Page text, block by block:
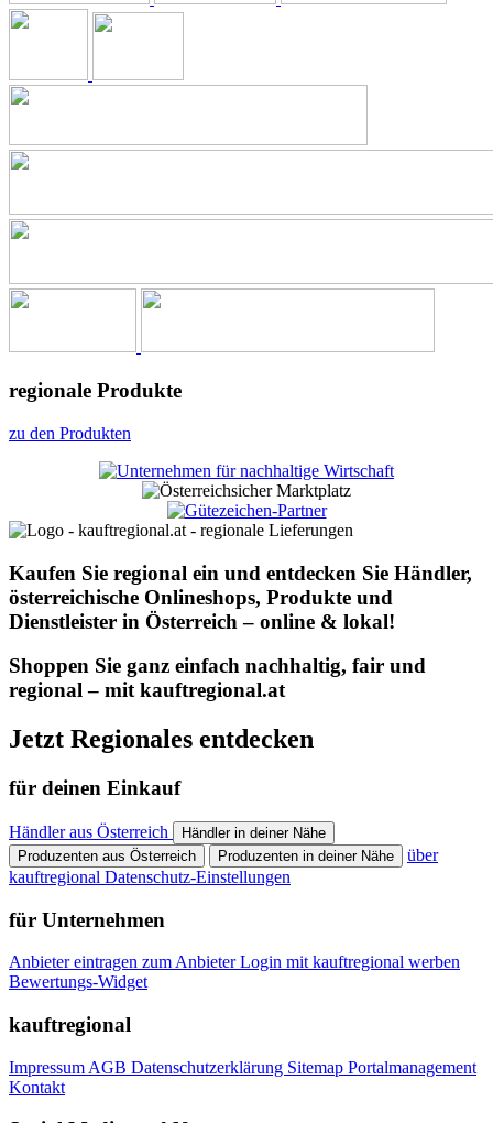
regionale Produkte
zu den Produkten
Kaufen Sie regional ein und entdecken Sie Händler,
österreichische Onlineshops, Produkte und
Dienstleister in Österreich – online & lokal!
Shoppen Sie ganz einfach nachhaltig, fair und
regional – mit kauftregional.at
Jetzt Regionales entdecken
für deinen Einkauf
Händler aus Österreich
Händler in deiner Nähe
Produzenten aus Österreich
Produzenten in deiner Nähe
über
kauftregional Datenschutz-Einstellungen
für Unternehmen
Anbieter eintragen zum Anbieter Login mit kauftregional werben
Bewertungs-Widget
kauftregional
Impressum AGB Datenschutzerklärung Sitemap Portalmanagement
Kontakt